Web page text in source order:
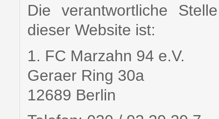
Die verantwortliche
dieser Website ist:
1. FC Marzahn 94 e.V.
Geraer Ring 30a
12689 Berlin